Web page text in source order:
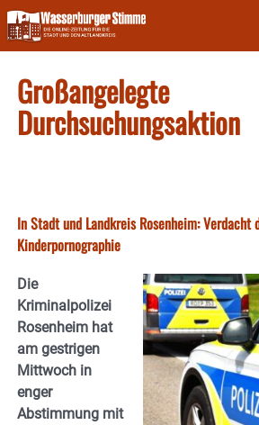
Skip
to
content
Großangelegte
Durchsuchungsaktion
In Stadt und Landkreis Rosenheim: Verdacht
Kinderpornographie
Die
Kriminalpolizei
Rosenheim hat
am gestrigen
Mittwoch in
enger
Abstimmung mit